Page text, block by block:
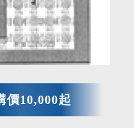
價10,000起